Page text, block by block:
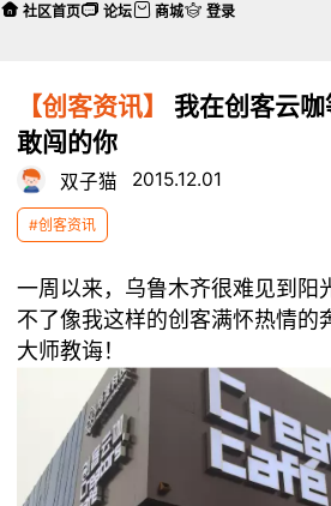
【创客资讯】
我在创客云
敢闯的你
双子猫 2015.12.01
#创客资讯
一周以来，乌鲁木齐很难见到阳
不了像我这样的创客满怀热情的
大师教诲！
社区首页 论坛 商城 登录